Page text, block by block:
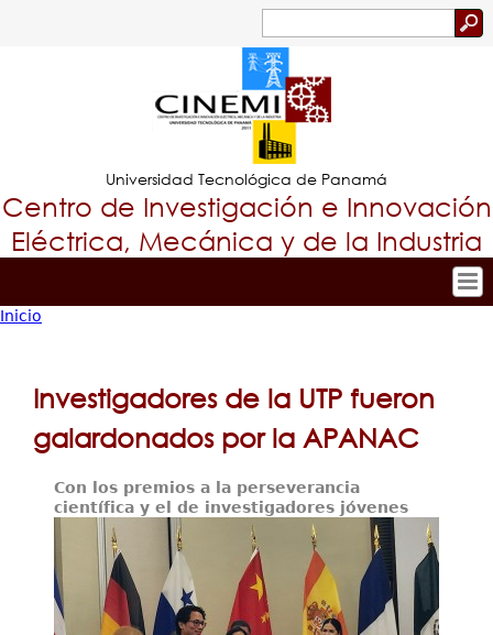
Jump to navigation
Formulario
de
búsqueda
Universidad Tecnológica de Panamá
Centro de Investigación e Innovación
Eléctrica, Mecánica y de la Industria
Tropical
Principal
Investigación y Desarrollo
Proyectos de Investigación
Servicios
Extensión
Eventos
Contáctenos
está
Inicio
Investigadores de la UTP fueron
galardonados por la APANAC
Con los premios a la perseverancia
científica y el de investigadores jóvenes